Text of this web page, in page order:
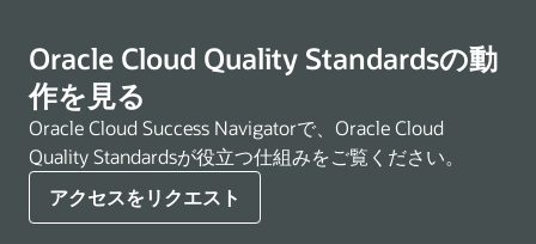
ます。
す。
テストを通してテストのデータセットを検証
します。
決算期のプロセスを正常に実行します。
の推進者となり、稼働前にすべてのエンドツ
ーエンド機能のドレス・リハーサルを実行し
ます。
マイルストーン目標
稼働開始後、テクノロジーが実際のビジネ
ーバーを開始する前に、リアルタイムでエン
ドツーエンドのカットオーバー・ドレスリハ
ーサルを実施することが重要です。
マイルストーン目標
カットオーバーに必要なすべての要素が揃っ
ていることを検証します。
幅に軽減されます。
日常運用に向けて、組織は完全に動員され、
リハーサルが行われ、対応能力がテストされ
ています。
クラウド・サポート・ターゲット・オペレー
ティング・モデル（TOM）は完全に動員さ
Oracle Cloud Quality Standardsの動
作を見る
Oracle Cloud Success Navigatorで、Oracle Cloud
Quality Standardsが役立つ仕組みをご覧ください。
アクセスをリクエスト